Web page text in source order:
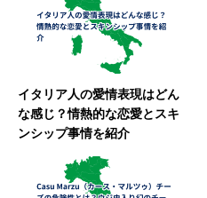
イタリア人の愛情表現はどん
な感じ？情熱的な恋愛とスキ
ンシップ事情を紹介